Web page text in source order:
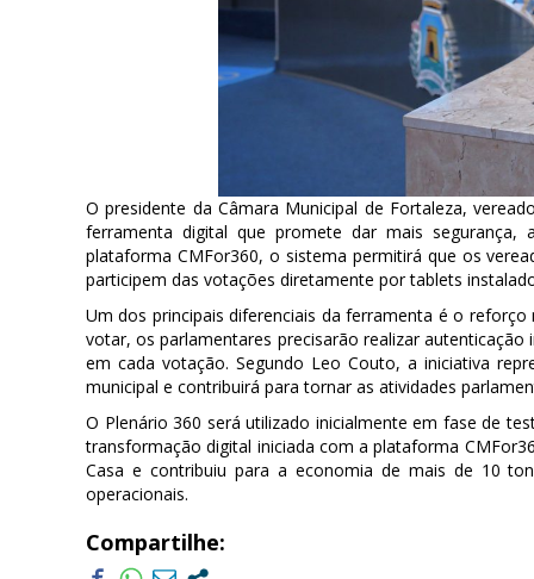
O presidente da Câmara Municipal de Fortaleza,
ferramenta digital que promete dar mais segurança,
plataforma CMFor360, o sistema permitirá que os
participem das votações diretamente por tablets
Um dos principais diferenciais da ferramenta é o
votar, os parlamentares precisarão realizar
em cada votação. Segundo Leo Couto, a iniciativa
municipal e contribuirá para tornar as atividades
O Plenário 360 será utilizado inicialmente em fase de
transformação digital iniciada com a plataforma
Casa e contribuiu para a economia de mais de 10
operacionais.
Compartilhe: